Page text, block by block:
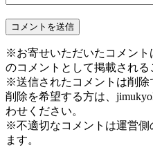
※お寄せいただいたコメント
のコメントとして掲載される
※送信されたコメントは削除
削除を希望する方は、
わせください。
※不適切なコメントは運営側
ます。